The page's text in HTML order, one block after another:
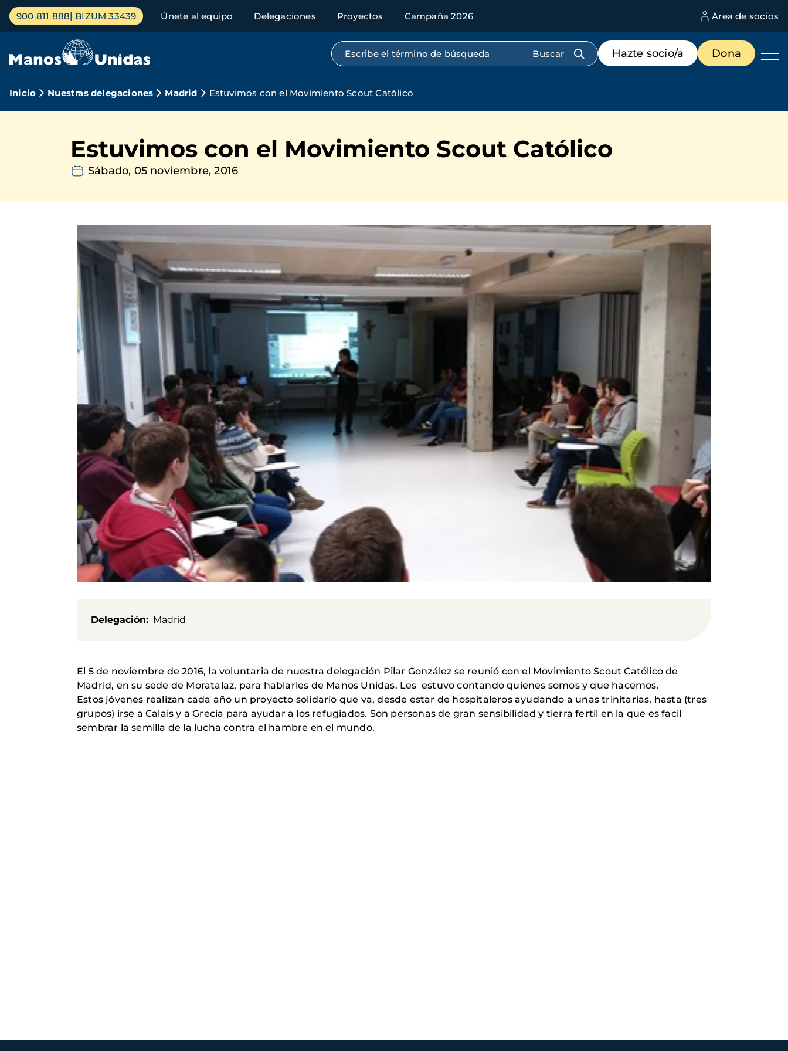
Pasar
contenido
Menú
principal
900 811 888 BIZUM 33439 Únete al equipo Delegaciones Proyectos Campaña 2026 Área de socios
Búsqueda por texto completo
Menú
de
destacados
Hazte socio/a Dona
Ruta
navegación
Inicio Nuestras delegaciones Madrid Estuvimos con el Movimiento Scout Católico
Estuvimos con el Movimiento Scout Católico
Sábado, 05 noviembre, 2016
Delegación Madrid
El 5 de noviembre de 2016, la voluntaria de nuestra delegación Pilar González se reunió con el Movimiento Scout Católico de
Madrid, en su sede de Moratalaz, para hablarles de Manos Unidas. Les estuvo contando quienes somos y que hacemos.
Estos jóvenes realizan cada año un proyecto solidario que va, desde estar de hospitaleros ayudando a unas trinitarias, hasta (tres
grupos) irse a Calais y a Grecia para ayudar a los refugiados. Son personas de gran sensibilidad y tierra fertil en la que es facil
sembrar la semilla de la lucha contra el hambre en el mundo.